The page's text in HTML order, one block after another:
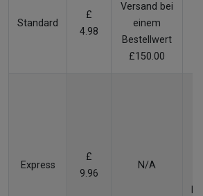
Standard
£
4.98
Versand bei
einem
Bestellwert
£150.00
Express
£
9.96
N/A